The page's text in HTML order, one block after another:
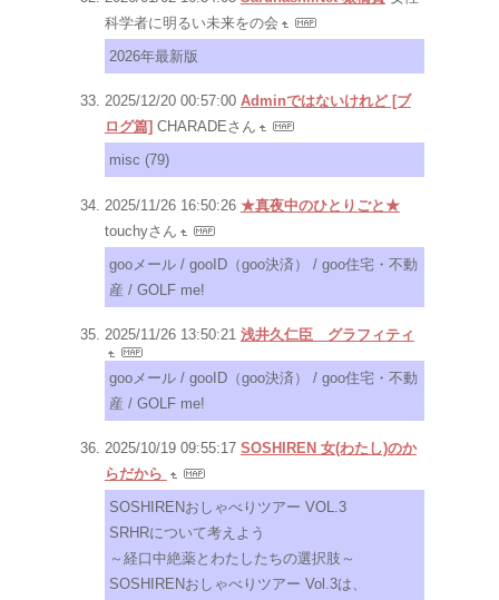
科学者に明るい未来をの会
2026年最新版
2025/12/20 00:57:00 Adminではないけれど [ブ
ログ篇] CHARADEさん
misc (79)
2025/11/26 16:50:26 ★真夜中のひとりごと★
touchyさん
gooメール / gooID（goo決済） / goo住宅・不動
産 / GOLF me!
2025/11/26 13:50:21 浅井久仁臣 グラフィティ
gooメール / gooID（goo決済） / goo住宅・不動
産 / GOLF me!
2025/10/19 09:55:17 SOSHIREN 女(わたし)のか
らだから
SOSHIRENおしゃべりツアー VOL.3
SRHRについて考えよう
～経口中絶薬とわたしたちの選択肢～
SOSHIRENおしゃべりツアー Vol.3は、